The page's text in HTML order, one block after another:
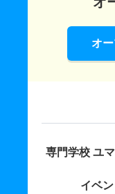
オ
専門学校 ユ
イベ